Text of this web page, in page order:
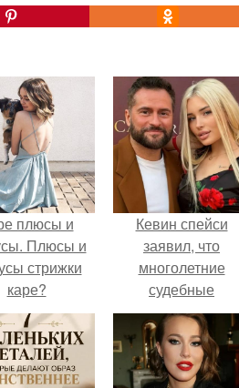
плюсы и
Плюсы и
стрижки
каре?
Кевин спейси
заявил, что
многолетние
судебные
разбирательства
практически
уничтожили его
состояние.